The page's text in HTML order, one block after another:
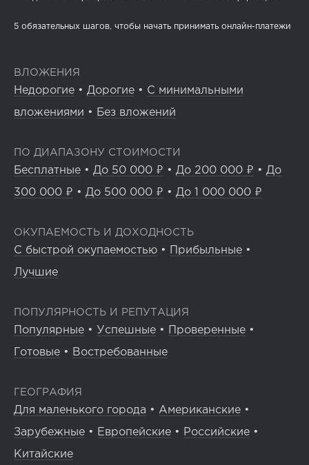
5 обязательных шагов, чтобы начать принимать онлайн-платежи
ВЛОЖЕНИЯ
Недорогие • Дорогие • С минимальными
вложениями • Без вложений
ПО ДИАПАЗОНУ СТОИМОСТИ
Бесплатные • До 50 000 ₽ • До 200 000 ₽ • До
300 000 ₽ • До 500 000 ₽ • До 1 000 000 ₽
ОКУПАЕМОСТЬ И ДОХОДНОСТЬ
С быстрой окупаемостью • Прибыльные •
Лучшие
ПОПУЛЯРНОСТЬ И РЕПУТАЦИЯ
Популярные • Успешные • Проверенные •
Готовые • Востребованные
ГЕОГРАФИЯ
Для маленького города • Американские •
Зарубежные • Европейские • Российские •
Китайские